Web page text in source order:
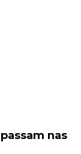
nas